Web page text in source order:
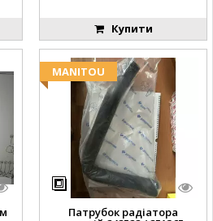
Купити
MANITOU
Патрубок радіатора